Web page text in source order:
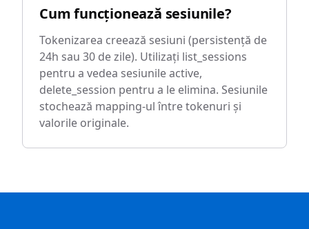
Cum funcționează sesiunile?
Tokenizarea creează sesiuni (persistență de
24h sau 30 de zile). Utilizați list_sessions
pentru a vedea sesiunile active,
delete_session pentru a le elimina. Sesiunile
stochează mapping-ul între tokenuri și
valorile originale.